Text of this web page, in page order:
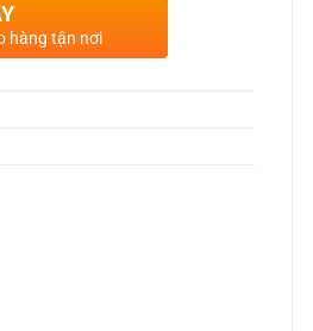
hàng tận nơi